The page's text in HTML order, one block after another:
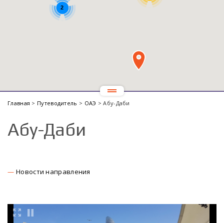
2
Главная > Путеводитель > ОАЭ > Абу-Даби
Абу-Даби
Новости направления